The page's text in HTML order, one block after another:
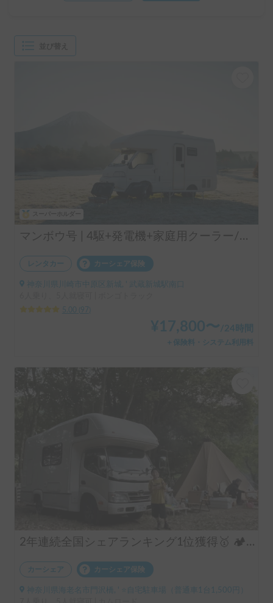
マンボウ号 | 4駆+発電機+家庭用クーラー/レンタル事業者の為、万が一の自損事故の車両保険ついてます
レンタカー カーシェア保険
神奈川県川崎市中原区新城, ' 武蔵新城駅南口
5.00
97
¥ 17,800〜 /24時間
＋保険料・システム利用料
2年連続全国シェアランキング1位獲得🥇 🏕️フル装備のキャンピングカーで快適な家族旅行をお楽しみ下さい😆
カーシェア カーシェア保険
神奈川県海老名市門沢橋, ' ⭐️自宅駐車場（普通車1台1,500円）